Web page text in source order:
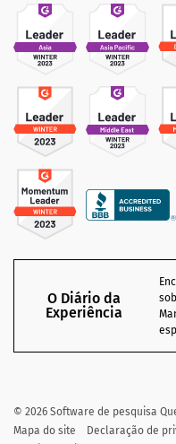
O Diário da
Experiência
© 2026 Software de pesquisa
Mapa do site
Declaração de